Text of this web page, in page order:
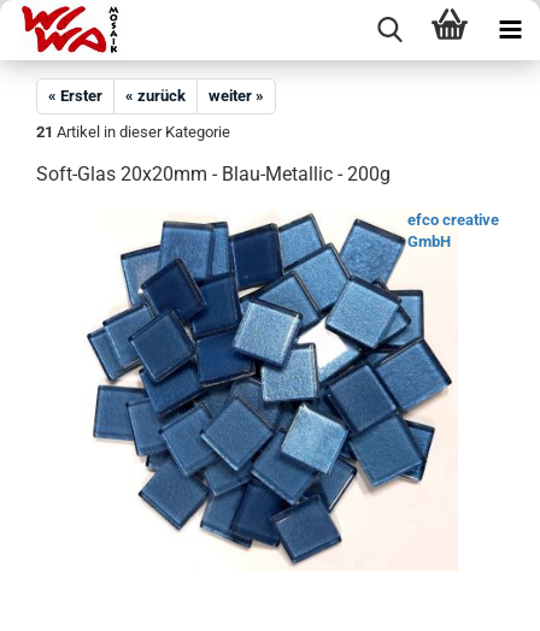
« Erster « zurück
weiter »
21 Artikel in dieser Kategorie
Soft-Glas 20x20mm - Blau-Metallic - 200g
efco creative
GmbH